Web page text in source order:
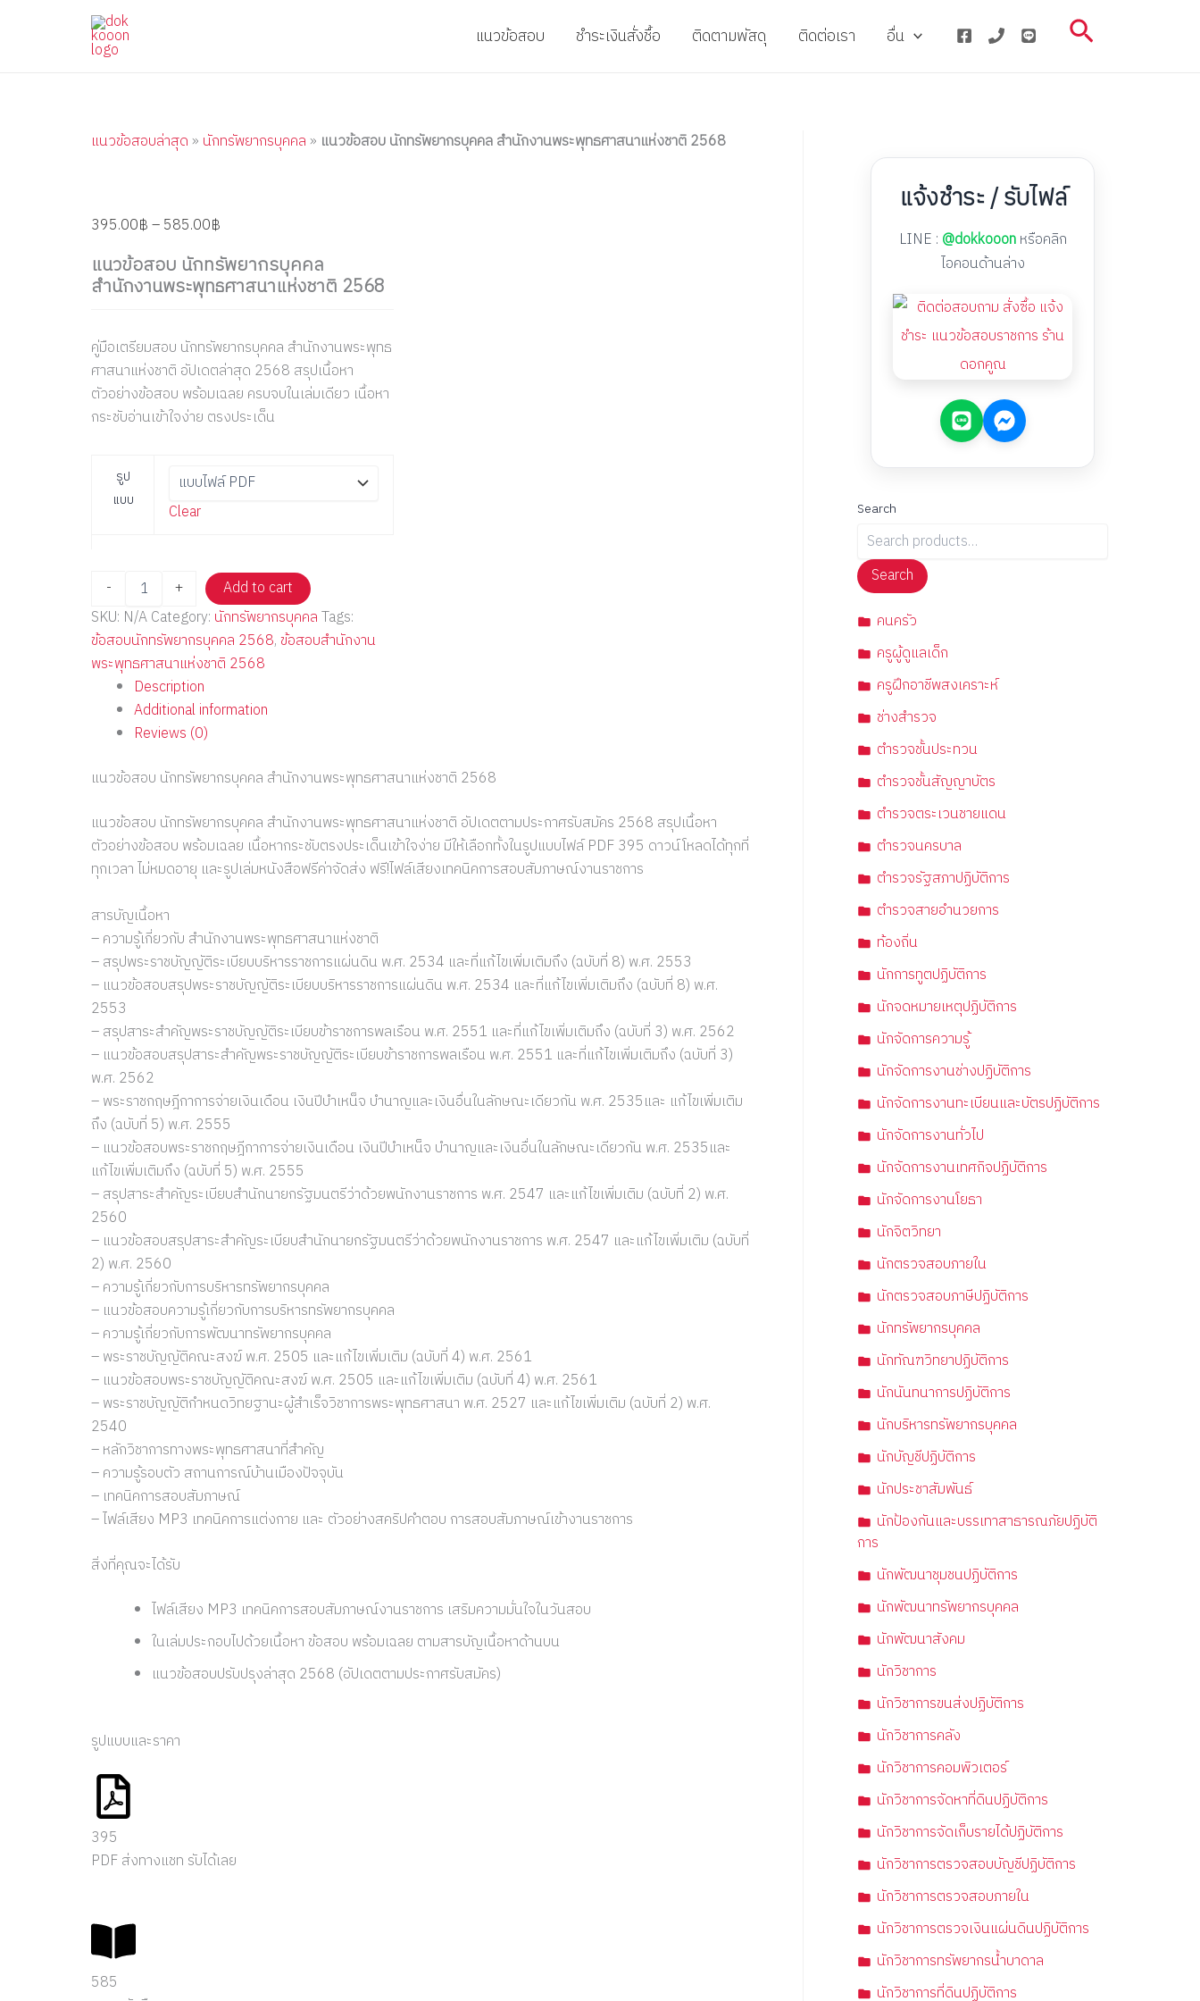
แนวข้อสอบ ชำระเงินสั่งชื้อ ติดตามพัสดุ ติดต่อเรา อื่น Search
แนวข้อสอบล่าสุด» นักทรัพยากรบุคคล» แนวข้อสอบ นักทรัพยากรบุคคล สำนักงานพระพุทธศาสนาแห่งชาติ 2568
395.00฿–585.00฿
แนวข้อสอบ นักทรัพยากรบุคคล
สำนักงานพระพุทธศาสนาแห่งชาติ 2568
คู่มือเตรียมสอบ นักทรัพยากรบุคคล สำนักงานพระพุทธ
ศาสนาแห่งชาติ อัปเดตล่าสุด 2568 สรุปเนื้อหา
ตัวอย่างข้อสอบ พร้อมเฉลย ครบจบในเล่มเดียว เนื้อหา
กระชับอ่านเข้าใจง่าย ตรงประเด็น
รูป
แบบ
Clear
-
ข้อสอบ
นัก
ทรัพยากร
ศาสนา
แห่ง
+
Add to cart
SKU: N/ACategory: นักทรัพยากรบุคคลTags:
ข้อสอบนักทรัพยากรบุคคล 2568,ข้อสอบสำนักงาน
พระพุทธศาสนาแห่งชาติ 2568
Description
Additional information
Reviews (0)
แนวข้อสอบ นักทรัพยากรบุคคล สำนักงานพระพุทธศาสนาแห่งชาติ 2568
แนวข้อสอบ นักทรัพยากรบุคคล สำนักงานพระพุทธศาสนาแห่งชาติ อัปเดตตามประกาศรับสมัคร 2568 สรุปเนื้อหา
ตัวอย่างข้อสอบ พร้อมเฉลย เนื้อหากระชับตรงประเด็นเข้าใจง่าย มีให้เลือกทั้งในรูปแบบไฟล์ PDF 395 ดาวน์โหลดได้ทุกที่
ทุกเวลา ไม่หมดอายุ และรูปเล่มหนังสือฟรีค่าจัดส่ง ฟรี!ไฟล์เสียงเทคนิคการสอบสัมภาษณ์งานราชการ
สารบัญเนื้อหา
– ความรู้เกี่ยวกับ สำนักงานพระพุทธศาสนาแห่งชาติ
– สรุปพระราชบัญญัติระเบียบบริหารราชการแผ่นดิน พ.ศ. 2534 และที่แก้ไขเพิ่มเติมถึง (ฉบับที่ 8) พ.ศ. 2553
– แนวข้อสอบสรุปพระราชบัญญัติระเบียบบริหารราชการแผ่นดิน พ.ศ. 2534 และที่แก้ไขเพิ่มเติมถึง (ฉบับที่ 8) พ.ศ.
2553
– สรุปสาระสำคัญพระราชบัญญัติระเบียบข้าราชการพลเรือน พ.ศ. 2551 และที่แก้ไขเพิ่มเติมถึง (ฉบับที่ 3) พ.ศ. 2562
– แนวข้อสอบสรุปสาระสำคัญพระราชบัญญัติระเบียบข้าราชการพลเรือน พ.ศ. 2551 และที่แก้ไขเพิ่มเติมถึง (ฉบับที่ 3)
พ.ศ. 2562
– พระราชกฤษฎีกาการจ่ายเงินเดือน เงินปีบำเหน็จ บำนาญและเงินอื่นในลักษณะเดียวกัน พ.ศ. 2535และ แก้ไขเพิ่มเติม
ถึง (ฉบับที่ 5) พ.ศ. 2555
– แนวข้อสอบพระราชกฤษฎีกาการจ่ายเงินเดือน เงินปีบำเหน็จ บำนาญและเงินอื่นในลักษณะเดียวกัน พ.ศ. 2535และ
แก้ไขเพิ่มเติมถึง (ฉบับที่ 5) พ.ศ. 2555
– สรุปสาระสำคัญระเบียบสำนักนายกรัฐมนตรีว่าด้วยพนักงานราชการ พ.ศ. 2547 และแก้ไขเพิ่มเติม (ฉบับที่ 2) พ.ศ.
2560
– แนวข้อสอบสรุปสาระสำคัญระเบียบสำนักนายกรัฐมนตรีว่าด้วยพนักงานราชการ พ.ศ. 2547 และแก้ไขเพิ่มเติม (ฉบับที่
2) พ.ศ. 2560
– ความรู้เกี่ยวกับการบริหารทรัพยากรบุคคล
– แนวข้อสอบความรู้เกี่ยวกับการบริหารทรัพยากรบุคคล
– ความรู้เกี่ยวกับการพัฒนาทรัพยากรบุคคล
– พระราชบัญญัติคณะสงฆ์ พ.ศ. 2505 และแก้ไขเพิ่มเติม (ฉบับที่ 4) พ.ศ. 2561
– แนวข้อสอบพระราชบัญญัติคณะสงฆ์ พ.ศ. 2505 และแก้ไขเพิ่มเติม (ฉบับที่ 4) พ.ศ. 2561
– พระราชบัญญัติกำหนดวิทยฐานะผู้สำเร็จวิชาการพระพุทธศาสนา พ.ศ. 2527 และแก้ไขเพิ่มเติม (ฉบับที่ 2) พ.ศ.
2540
– หลักวิชาการทางพระพุทธศาสนาที่สำคัญ
– ความรู้รอบตัว สถานการณ์บ้านเมืองปัจจุบัน
– เทคนิคการสอบสัมภาษณ์
– ไฟล์เสียง MP3 เทคนิคการแต่งกาย และ ตัวอย่างสคริปคำตอบ การสอบสัมภาษณ์เข้างานราชการ
สิ่งที่คุณจะได้รับ
ไฟล์เสียง MP3 เทคนิคการสอบสัมภาษณ์งานราชการ เสริมความมั่นใจในวันสอบ
ในเล่มประกอบไปด้วยเนื้อหา ข้อสอบ พร้อมเฉลย ตามสารบัญเนื้อหาด้านบน
แนวข้อสอบปรับปรุงล่าสุด 2568 (อัปเดตตามประกาศรับสมัคร)
รูปแบบและราคา
395
PDF ส่งทางแชท รับได้เลย
585
แจ้งชำระ / รับไฟล์
LINE : @dokkooonหรือคลิก
ไอคอนด้านล่าง
Search
Search
คนครัว
ครูผู้ดูแลเด็ก
ครูฝึกอาชีพสงเคราะห์
ช่างสำรวจ
ตำรวจชั้นประทวน
ตำรวจชั้นสัญญาบัตร
ตำรวจตระเวนชายแดน
ตำรวจนครบาล
ตำรวจรัฐสภาปฏิบัติการ
ตำรวจสายอำนวยการ
ท้องถิ่น
นักการทูตปฏิบัติการ
นักจดหมายเหตุปฏิบัติการ
นักจัดการความรู้
นักจัดการงานช่างปฏิบัติการ
นักจัดการงานทะเบียนและบัตรปฏิบัติการ
นักจัดการงานทั่วไป
นักจัดการงานเทศกิจปฏิบัติการ
นักจัดการงานโยธา
นักจิตวิทยา
นักตรวจสอบภายใน
นักตรวจสอบภาษีปฏิบัติการ
นักทรัพยากรบุคคล
นักทัณฑวิทยาปฏิบัติการ
นักนันทนาการปฏิบัติการ
นักบริหารทรัพยากรบุคคล
นักบัญชีปฏิบัติการ
นักประชาสัมพันธ์
นักป้องกันและบรรเทาสาธารณภัยปฏิบัติ
การ
นักพัฒนาชุมชนปฏิบัติการ
นักพัฒนาทรัพยากรบุคคล
นักพัฒนาสังคม
นักวิชาการ
นักวิชาการขนส่งปฏิบัติการ
นักวิชาการคลัง
นักวิชาการคอมพิวเตอร์
นักวิชาการจัดหาที่ดินปฏิบัติการ
นักวิชาการจัดเก็บรายได้ปฏิบัติการ
นักวิชาการตรวจสอบบัญชีปฏิบัติการ
นักวิชาการตรวจสอบภายใน
นักวิชาการตรวจเงินแผ่นดินปฏิบัติการ
นักวิชาการทรัพยากรน้ำบาดาล
นักวิชาการที่ดินปฏิบัติการ